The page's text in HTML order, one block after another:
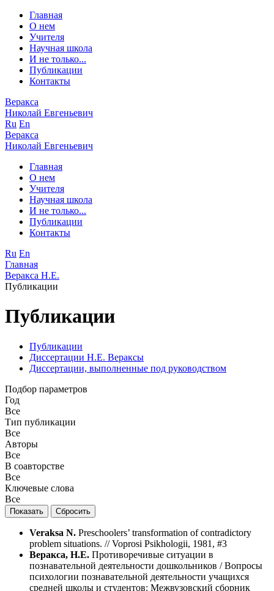
Главная
О нем
Учителя
Научная школа
И не только...
Публикации
Контакты
Веракса
Николай Евгеньевич
Ru En
Веракса
Николай Евгеньевич
Главная
О нем
Учителя
Научная школа
И не только...
Публикации
Контакты
Ru En
Главная
Веракса Н.Е.
Публикации
Публикации
Публикации
Диссертации Н.Е. Вераксы
Диссертации, выполненные под руководством
Подбор параметров
Год
Все
Тип публикации
Все
Авторы
Все
В соавторстве
Все
Ключевые слова
Все
Veraksa N. Preschoolers’ transformation of contradictory
problem situations. // Voprosi Psikhologii, 1981, #3
Веракса, Н.Е. Противоречивые ситуации в
познавательной деятельности дошкольников / Вопросы
психологии познавательной деятельности учащихся
средней школы и студентов: Межвузовский сборник